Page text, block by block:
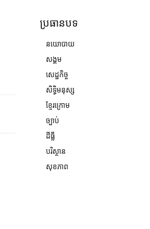
ប្រធានបទ
នយោបាយ
សង្គម
សេដ្ឋកិច្ច
សិទ្ធិមនុស្ស
ខ្មែរក្រោម
ច្បាប់
ដីធ្លី
បរិស្ថាន
សុខភាព